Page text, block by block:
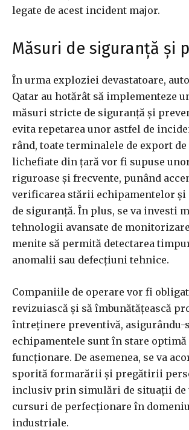
legate de acest incident major.
Măsuri de siguranță și
În urma exploziei devastatoare,
Qatar au hotărât să implementeze
măsuri stricte de siguranță și
evita repetarea unor astfel de
rând, toate terminalele de export de
lichefiate din țară vor fi supuse
riguroase și frecvente, punând
verificarea stării echipamentelor și
de siguranță. În plus, se va investi
tehnologii avansate de
menite să permită detectarea
anomalii sau defecțiuni tehnice.
Companiile de operare vor fi
revizuiască și să îmbunătățească
întreținere preventivă, asigurându-
echipamentele sunt în stare optimă
funcționare. De asemenea, se va
sporită formarării și pregătirii
inclusiv prin simulări de situații de
cursuri de perfecționare în
industriale.